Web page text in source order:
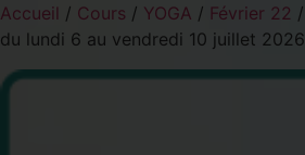
Accueil / Cours / YOGA / Février 22 /
du lundi 6 au vendredi 10 juillet 2026